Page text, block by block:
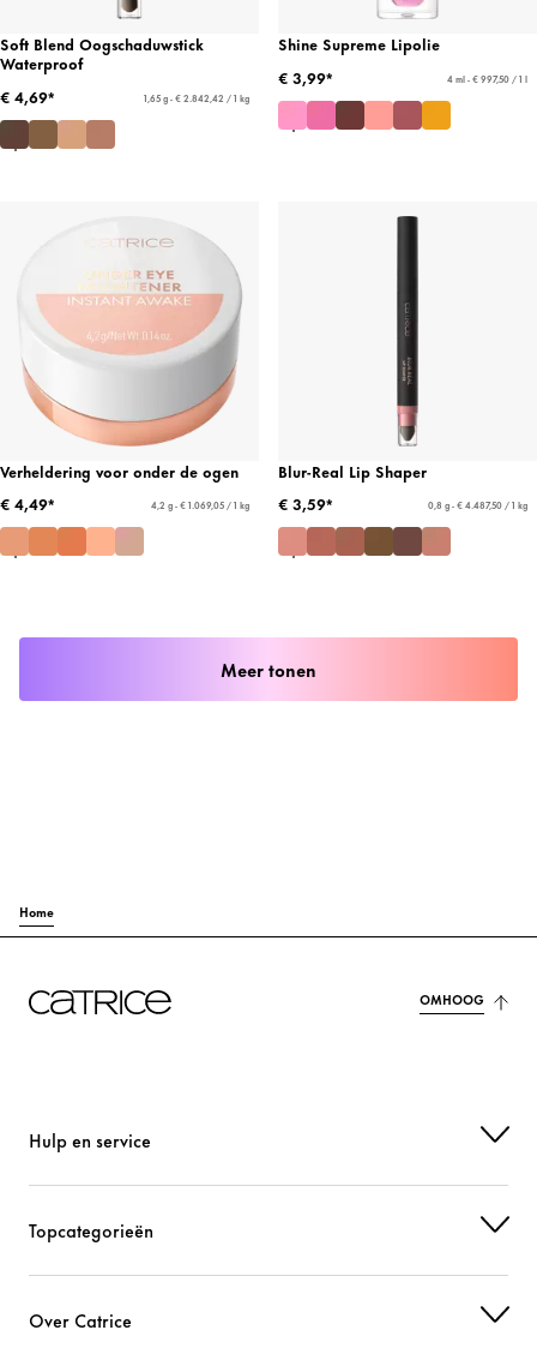
Soft Blend Oogschaduwstick
Waterproof
€ 4,69*
1,65 g - € 2.842,42 / 1 kg
Shine Supreme Lipolie
€ 3,99*
4 ml - € 997,50 / 1 l
Verheldering voor onder de ogen
€ 4,49*
4,2 g - € 1.069,05 / 1 kg
Blur-Real Lip Shaper
€ 3,59*
0,8 g - € 4.487,50 / 1 kg
Meer tonen
Home
OMHOOG
Hulp en service
Topcategorieën
Over Catrice